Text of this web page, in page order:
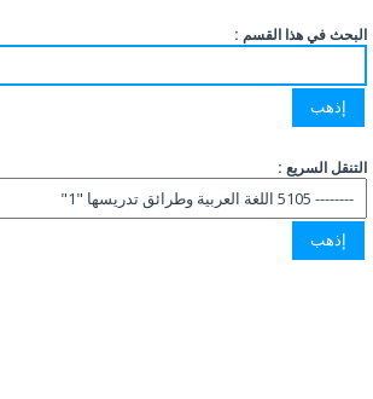
البحث في هذا القسم :
التنقل السريع :